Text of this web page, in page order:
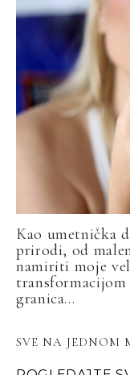
Kao umetnička
prirodi, od
namiriti moje
granica...
SVE NA JEDNOM